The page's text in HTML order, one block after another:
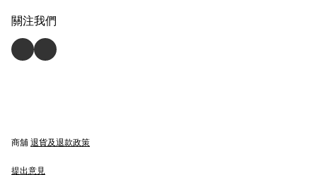
關注我們
商舖 退貨及退款政策
提出意見